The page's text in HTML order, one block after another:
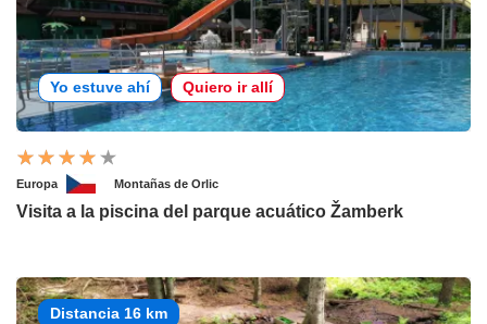
Yo estuve ahí Quiero ir allí
Europa Montañas de Orlic
Visita a la piscina del parque acuático Žamberk
Distancia 16 km